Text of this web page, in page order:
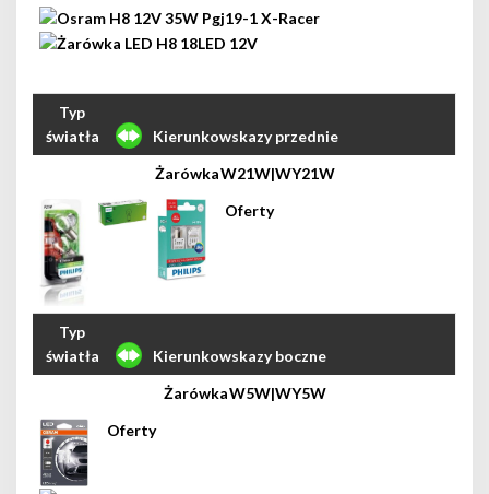
Kierunkowskazy przednie
W21W|WY21W
Kierunkowskazy boczne
W5W|WY5W